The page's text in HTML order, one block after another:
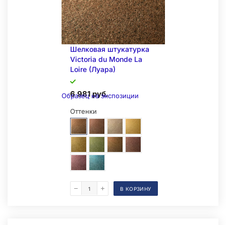
Образец на экспозиции
Шелковая штукатурка
Victoria du Monde La
Loire (Луара)
6 981 руб.
Оттенки
В КОРЗИНУ